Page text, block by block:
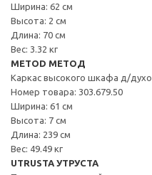
Ширина: 62 см
Высота: 2 см
Длина: 70 см
Вес: 3.32 кг
METOD МЕТОД
Каркас высокого шкафа д/
Номер товара: 303.679.50
Ширина: 61 см
Высота: 7 см
Длина: 239 см
Вес: 49.49 кг
UTRUSTA УТРУСТА